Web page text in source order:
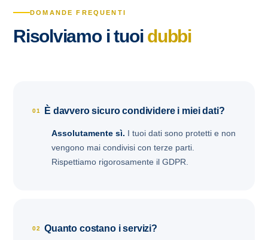
DOMANDE FREQUENTI
Risolviamo i tuoi dubbi
01 È davvero sicuro condividere i miei dati?
Assolutamente sì. I tuoi dati sono protetti e non
vengono mai condivisi con terze parti.
Rispettiamo rigorosamente il GDPR.
02 Quanto costano i servizi?